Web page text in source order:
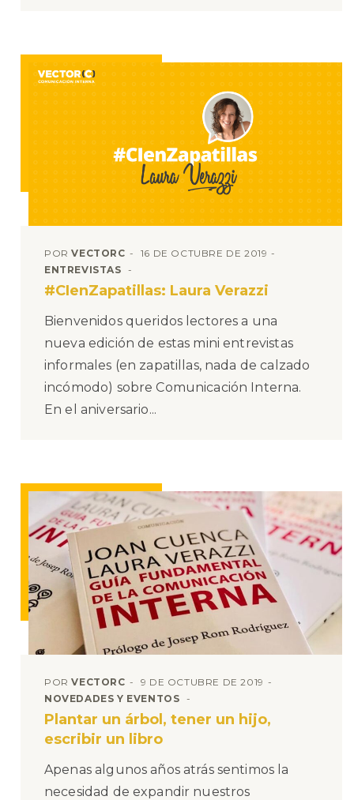
PORVECTORC
16 DE OCTUBRE DE 2019
ENTREVISTAS
#CIenZapatillas: Laura Verazzi
Bienvenidos queridos lectores a una
nueva edición de estas mini entrevistas
informales (en zapatillas, nada de calzado
incómodo) sobre Comunicación Interna.
En el aniversario...
PORVECTORC
9 DE OCTUBRE DE 2019
NOVEDADES Y EVENTOS
Plantar un árbol, tener un hijo,
escribir un libro
Apenas algunos años atrás sentimos la
necesidad de expandir nuestros